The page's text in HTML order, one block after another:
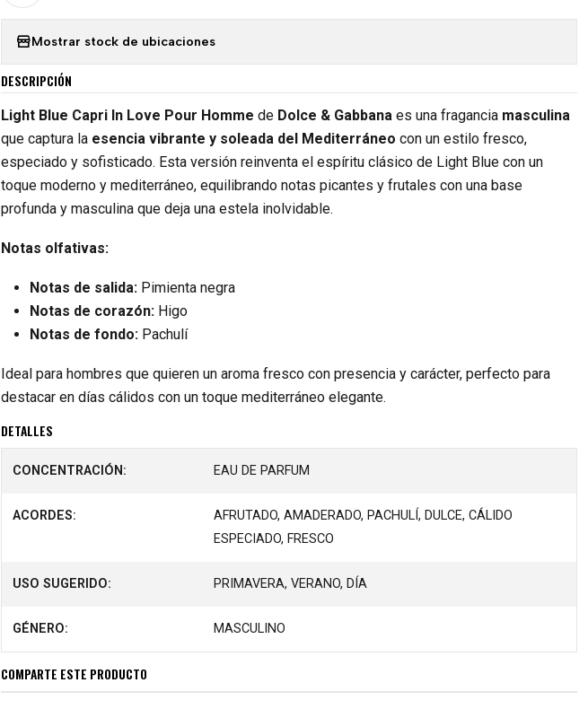
Mostrar stock de ubicaciones
DESCRIPCIÓN
Light Blue Capri In Love Pour Homme de Dolce & Gabbana es una fragancia masculina
que captura la esencia vibrante y soleada del Mediterráneo con un estilo fresco,
especiado y sofisticado. Esta versión reinventa el espíritu clásico de Light Blue con un
toque moderno y mediterráneo, equilibrando notas picantes y frutales con una base
profunda y masculina que deja una estela inolvidable.
Notas olfativas:
Notas de salida: Pimienta negra
Notas de corazón: Higo
Notas de fondo: Pachulí
Ideal para hombres que quieren un aroma fresco con presencia y carácter, perfecto para
destacar en días cálidos con un toque mediterráneo elegante.
DETALLES
CONCENTRACIÓN: EAU DE PARFUM
ACORDES:
AFRUTADO, AMADERADO, PACHULÍ, DULCE, CÁLIDO
ESPECIADO, FRESCO
USO SUGERIDO: PRIMAVERA, VERANO, DÍA
GÉNERO: MASCULINO
COMPARTE ESTE PRODUCTO